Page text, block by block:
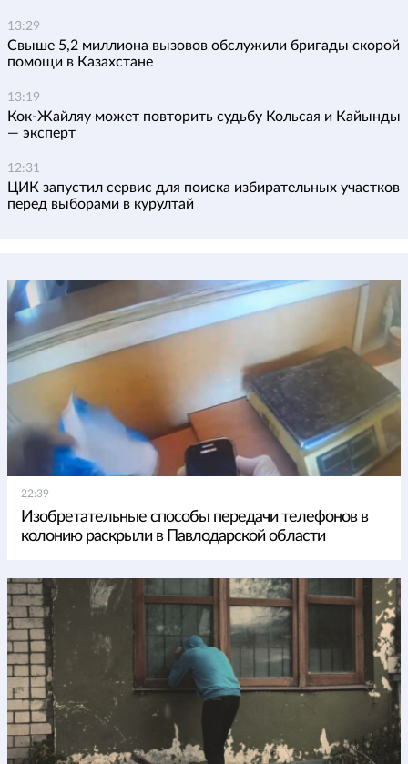
13:29
Свыше 5,2 миллиона вызовов обслужили бригады скорой
помощи в Казахстане
13:19
Кок-Жайляу может повторить судьбу Кольсая и Кайынды
— эксперт
12:31
ЦИК запустил сервис для поиска избирательных участков
перед выборами в курултай
22:39
Изобретательные способы передачи телефонов в
колонию раскрыли в Павлодарской области